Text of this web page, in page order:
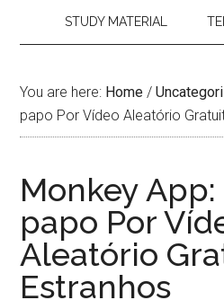
STUDY MATERIAL
You are here: Home /
papo Por Vídeo Aleatório
Monkey
papo Por
Aleatório
Estranhos